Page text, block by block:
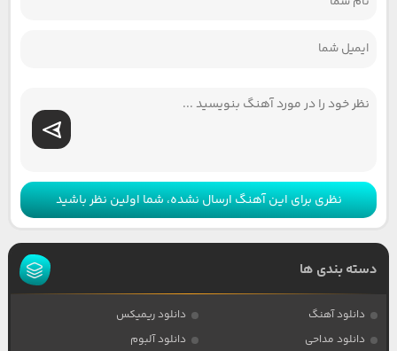
نظری برای این آهنگ ارسال نشده، شما اولین نظر باشید
دسته بندی ها
دانلود آهنگ
دانلود ریمیکس
دانلود مداحی
دانلود آلبوم